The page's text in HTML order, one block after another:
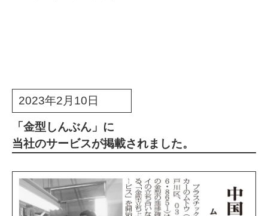
2023年2月10日
「金型しんぶん」に
当社のサービスが掲載されました。